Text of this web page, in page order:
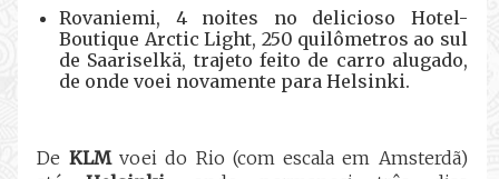
Rovaniemi, 4 noites no delicioso Hotel-
Boutique Arctic Light, 250 quilômetros ao sul
de Saariselkä, trajeto feito de carro alugado,
de onde voei novamente para Helsinki.
De KLM voei do Rio (com escala em Amsterdã)